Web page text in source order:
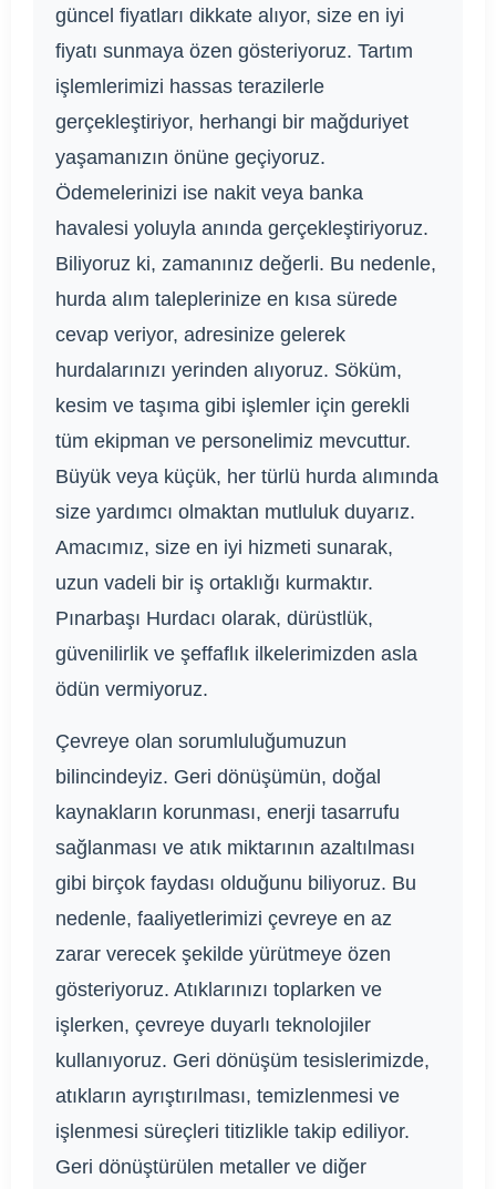
güncel fiyatları dikkate alıyor, size en iyi
fiyatı sunmaya özen gösteriyoruz. Tartım
işlemlerimizi hassas terazilerle
gerçekleştiriyor, herhangi bir mağduriyet
yaşamanızın önüne geçiyoruz.
Ödemelerinizi ise nakit veya banka
havalesi yoluyla anında gerçekleştiriyoruz.
Biliyoruz ki, zamanınız değerli. Bu nedenle,
hurda alım taleplerinize en kısa sürede
cevap veriyor, adresinize gelerek
hurdalarınızı yerinden alıyoruz. Söküm,
kesim ve taşıma gibi işlemler için gerekli
tüm ekipman ve personelimiz mevcuttur.
Büyük veya küçük, her türlü hurda alımında
size yardımcı olmaktan mutluluk duyarız.
Amacımız, size en iyi hizmeti sunarak,
uzun vadeli bir iş ortaklığı kurmaktır.
Pınarbaşı Hurdacı olarak, dürüstlük,
güvenilirlik ve şeffaflık ilkelerimizden asla
ödün vermiyoruz.
Çevreye olan sorumluluğumuzun
bilincindeyiz. Geri dönüşümün, doğal
kaynakların korunması, enerji tasarrufu
sağlanması ve atık miktarının azaltılması
gibi birçok faydası olduğunu biliyoruz. Bu
nedenle, faaliyetlerimizi çevreye en az
zarar verecek şekilde yürütmeye özen
gösteriyoruz. Atıklarınızı toplarken ve
işlerken, çevreye duyarlı teknolojiler
kullanıyoruz. Geri dönüşüm tesislerimizde,
atıkların ayrıştırılması, temizlenmesi ve
işlenmesi süreçleri titizlikle takip ediliyor.
Geri dönüştürülen metaller ve diğer